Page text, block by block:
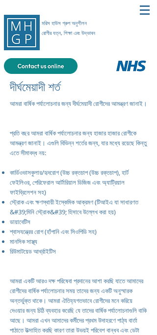
মরিস হাউস গ্রুপ অনুশীলন
রোগীর যত্ন, শিক্ষা এবং উদ্ভাবন
দীর্ঘমেয়াদী শর্ত
আমরা বার্ষিক পর্যালোচনার জন্য দীর্ঘমেয়াদী রোগীদের আমন্ত্রণ জানাই।
প্রতি বছর আমরা বার্ষিক পর্যালোচনার জন্য হাজার হাজার রোগীকে
আমন্ত্রণ জানাই। এগুলি বিভিন্ন শর্তের জন্য, যার মধ্যে রয়েছে কিন্তু
এতে সীমাবদ্ধ নয়:
কার্ডিওভাসকুলার/হৃদরোগ (উচ্চ রক্তচাপ (উচ্চ রক্তচাপ), হার্ট
ফেইলিওর, পেরিফেরাল আর্টারিয়াল ডিজিজ এবং অ্যাট্রিয়াল
ফাইব্রিলেশন সহ)
স্ট্রোক এবং ক্ষণস্থায়ী ইস্কেমিক আক্রমণ (টিআইএ যা সাধারণত
&#39;মিনি স্ট্রোক&#39; হিসাবে উল্লেখ করা হয়)
ডায়াবেটিস
শ্বাসযন্ত্রের রোগ (হাঁপানি এবং সিওপিডি সহ)
মানসিক সাস্থ্য
রিউমাটয়েড আর্থ্রাইটিস
আমরা একটি আরও দক্ষ পরিষেবা প্রদানের আশা করছি যাতে আমাদের
রোগীদের বার্ষিক পর্যালোচনার সময় তাদের জন্য একটি অনুস্মারক
অন্তর্ভুক্ত থাকে। আমরা ঐতিহ্যগতভাবে রোগীদের মনে করিয়ে
দেওয়ার জন্য চিঠি ব্যবহার করেছি যে তাদের বার্ষিক পর্যালোচনাগুলি বাকি
আছে। আমরা এখন আমাদের কর্মীদের প্রথম উদাহরণে পাঠ্য বার্তা
পাঠাতে উত্সাহিত করছি কারণ তারা উভয়ই পরিবেশ বান্ধব এবং ডেটা